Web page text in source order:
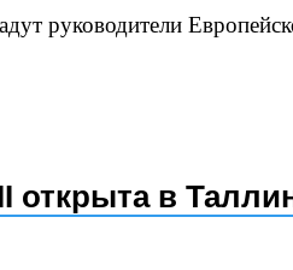
руководители
открыта в